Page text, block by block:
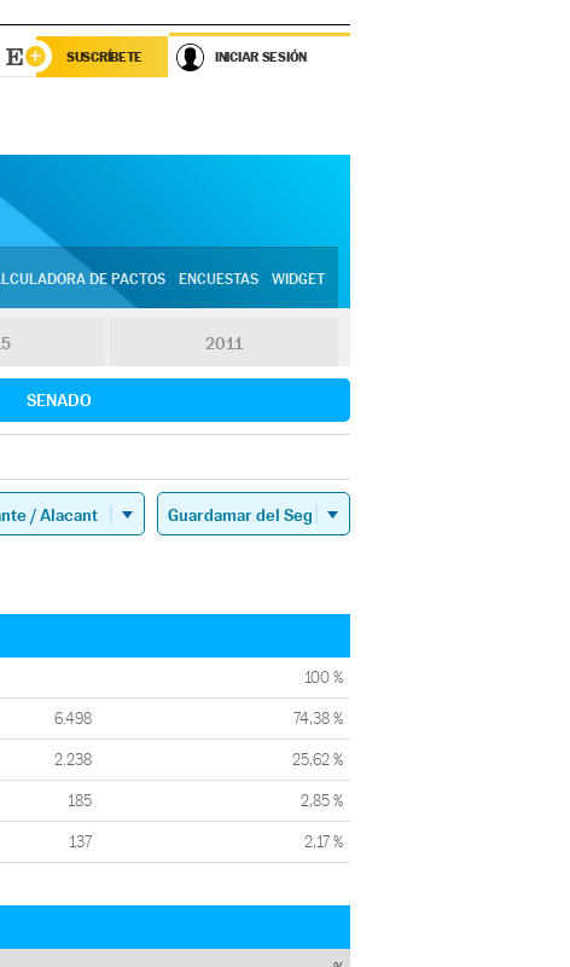
SUSCRÍBETE INICIAR SESIÓN
DE PACTOS ENCUESTAS WIDGET
2011
SENADO
100 %
6.498 74,38 %
2.238 25,62 %
185 2,85 %
137 2,17 %